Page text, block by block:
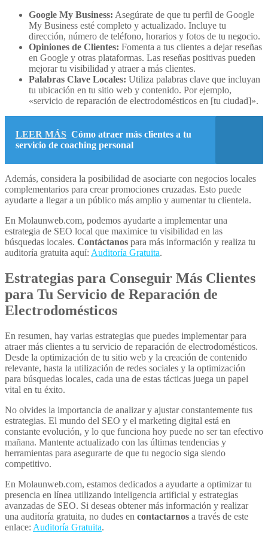
Google My Business: Asegúrate de que tu perfil de Google
My Business esté completo y actualizado. Incluye tu
dirección, número de teléfono, horarios y fotos de tu negocio.
Opiniones de Clientes: Fomenta a tus clientes a dejar reseñas
en Google y otras plataformas. Las reseñas positivas pueden
mejorar tu visibilidad y atraer a más clientes.
Palabras Clave Locales: Utiliza palabras clave que incluyan
tu ubicación en tu sitio web y contenido. Por ejemplo,
«servicio de reparación de electrodomésticos en [tu ciudad]».
LEER MÁS Cómo atraer más clientes a tu
servicio de coaching personal
Además, considera la posibilidad de asociarte con negocios locales
complementarios para crear promociones cruzadas. Esto puede
ayudarte a llegar a un público más amplio y aumentar tu clientela.
En Molaunweb.com, podemos ayudarte a implementar una
estrategia de SEO local que maximice tu visibilidad en las
búsquedas locales. Contáctanos para más información y realiza tu
auditoría gratuita aquí: Auditoría Gratuita.
Estrategias para Conseguir Más Clientes
para Tu Servicio de Reparación de
Electrodomésticos
En resumen, hay varias estrategias que puedes implementar para
atraer más clientes a tu servicio de reparación de electrodomésticos.
Desde la optimización de tu sitio web y la creación de contenido
relevante, hasta la utilización de redes sociales y la optimización
para búsquedas locales, cada una de estas tácticas juega un papel
vital en tu éxito.
No olvides la importancia de analizar y ajustar constantemente tus
estrategias. El mundo del SEO y el marketing digital está en
constante evolución, y lo que funciona hoy puede no ser tan efectivo
mañana. Mantente actualizado con las últimas tendencias y
herramientas para asegurarte de que tu negocio siga siendo
competitivo.
En Molaunweb.com, estamos dedicados a ayudarte a optimizar tu
presencia en línea utilizando inteligencia artificial y estrategias
avanzadas de SEO. Si deseas obtener más información y realizar
una auditoría gratuita, no dudes en contactarnos a través de este
enlace: Auditoría Gratuita.